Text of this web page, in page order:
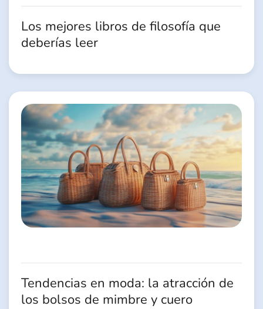
Los mejores libros de filosofía que
deberías leer
Tendencias en moda: la atracción de
los bolsos de mimbre y cuero